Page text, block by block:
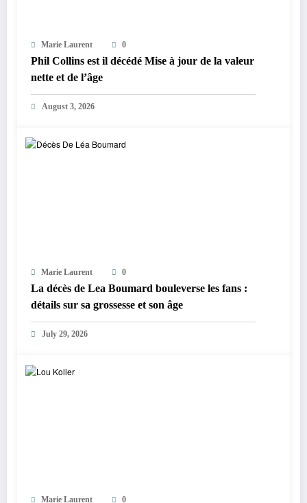
Marie Laurent 0
Phil Collins est il décédé Mise à jour de la valeur
nette et de l’âge
August 3, 2026
Marie Laurent 0
La décès de Lea Boumard bouleverse les fans :
détails sur sa grossesse et son âge
July 29, 2026
Marie Laurent 0